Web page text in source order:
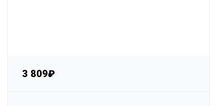
3 809₽